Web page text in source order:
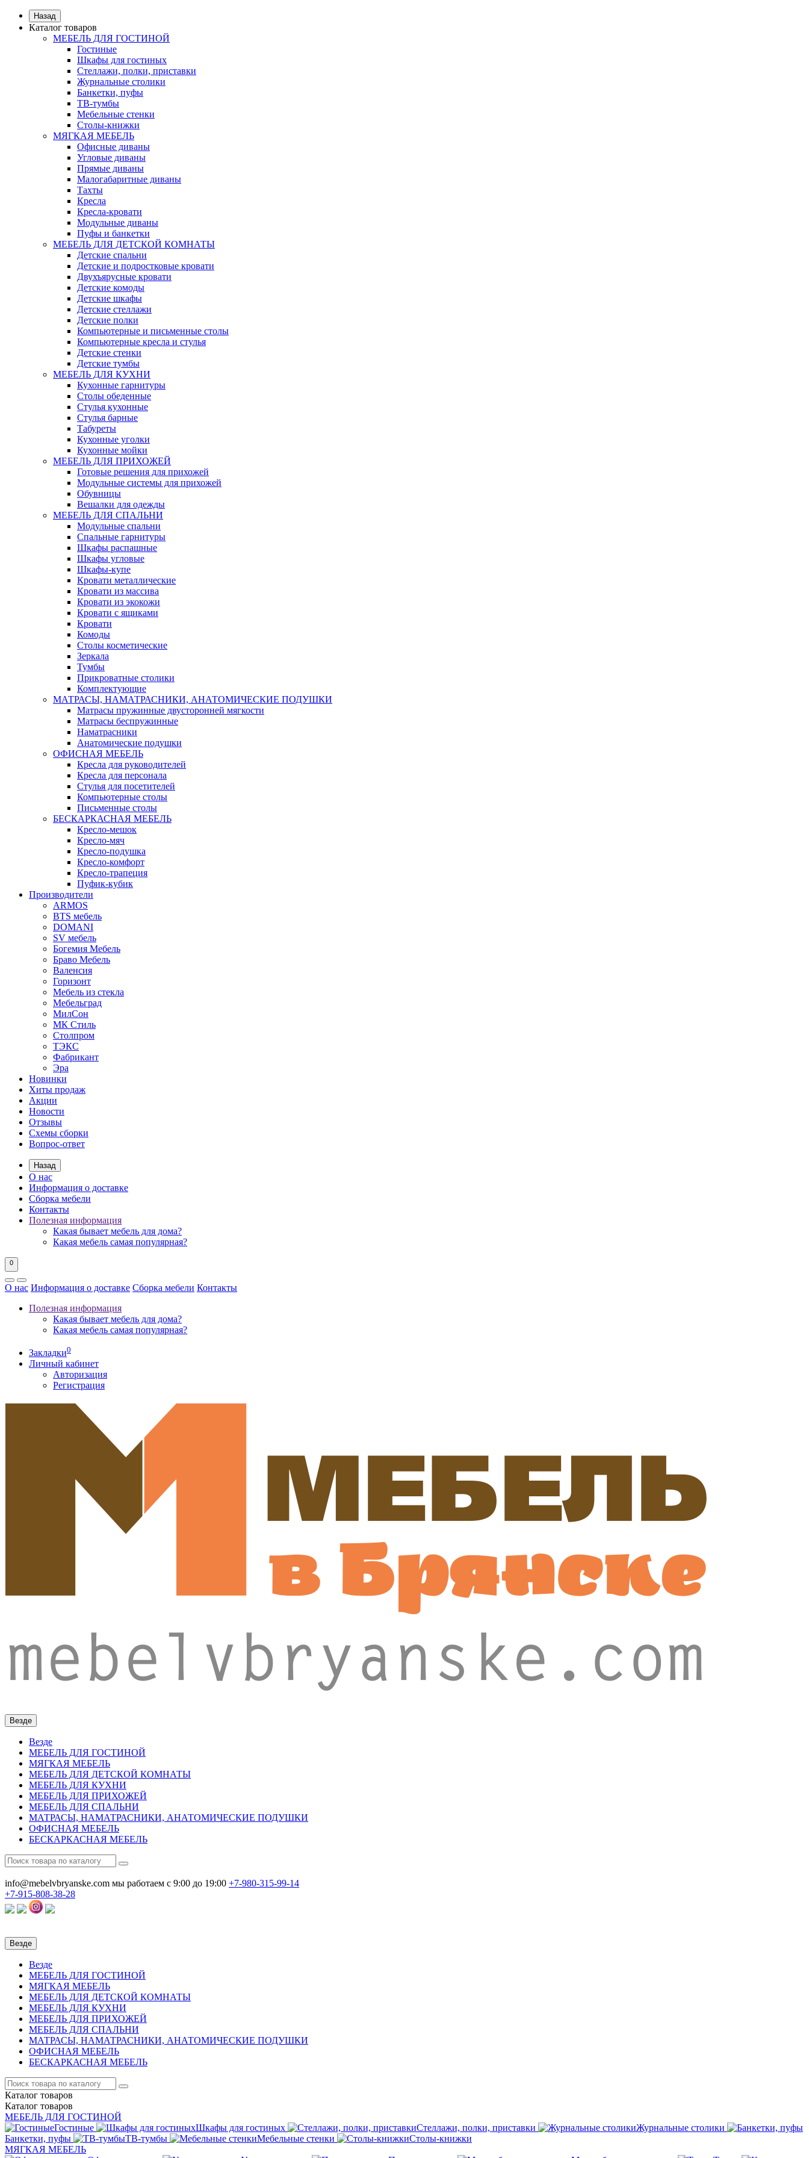
Назад
Каталог товаров
МЕБЕЛЬ ДЛЯ ГОСТИНОЙ
Гостиные
Шкафы для гостиных
Стеллажи, полки, приставки
Журнальные столики
Банкетки, пуфы
ТВ-тумбы
Мебельные стенки
Столы-книжки
МЯГКАЯ МЕБЕЛЬ
Офисные диваны
Угловые диваны
Прямые диваны
Малогабаритные диваны
Тахты
Кресла
Кресла-кровати
Модульные диваны
Пуфы и банкетки
МЕБЕЛЬ ДЛЯ ДЕТСКОЙ КОМНАТЫ
Детские спальни
Детские и подростковые кровати
Двухъярусные кровати
Детские комоды
Детские шкафы
Детские стеллажи
Детские полки
Компьютерные и письменные столы
Компьютерные кресла и стулья
Детские стенки
Детские тумбы
МЕБЕЛЬ ДЛЯ КУХНИ
Кухонные гарнитуры
Столы обеденные
Стулья кухонные
Стулья барные
Табуреты
Кухонные уголки
Кухонные мойки
МЕБЕЛЬ ДЛЯ ПРИХОЖЕЙ
Готовые решения для прихожей
Модульные системы для прихожей
Обувницы
Вешалки для одежды
МЕБЕЛЬ ДЛЯ СПАЛЬНИ
Модульные спальни
Спальные гарнитуры
Шкафы распашные
Шкафы угловые
Шкафы-купе
Кровати металлические
Кровати из массива
Кровати из экокожи
Кровати с ящиками
Кровати
Комоды
Столы косметические
Зеркала
Тумбы
Прикроватные столики
Комплектующие
МАТРАСЫ, НАМАТРАСНИКИ, АНАТОМИЧЕСКИЕ ПОДУШКИ
Матрасы пружинные двусторонней мягкости
Матрасы беспружинные
Наматрасники
Анатомические подушки
ОФИСНАЯ МЕБЕЛЬ
Кресла для руководителей
Кресла для персонала
Стулья для посетителей
Компьютерные столы
Письменные столы
БЕСКАРКАСНАЯ МЕБЕЛЬ
Кресло-мешок
Кресло-мяч
Кресло-подушка
Кресло-комфорт
Кресло-трапеция
Пуфик-кубик
Производители
ARMOS
BTS мебель
DOMANI
SV мебель
Богемия Мебель
Браво Мебель
Валенсия
Горизонт
Мебель из стекла
Мебельград
МилСон
МК Стиль
Столпром
ТЭКС
Фабрикант
Эра
Новинки
Хиты продаж
Акции
Новости
Отзывы
Схемы сборки
Вопрос-ответ
Назад
О нас
Информация о доставке
Сборка мебели
Контакты
Полезная информация
Какая бывает мебель для дома?
Какая мебель самая популярная?
0
О нас Информация о доставке Сборка мебели Контакты
Полезная информация
Какая бывает мебель для дома?
Какая мебель самая популярная?
Закладки0
Личный кабинет
Авторизация
Регистрация
Везде
Везде
МЕБЕЛЬ ДЛЯ ГОСТИНОЙ
МЯГКАЯ МЕБЕЛЬ
МЕБЕЛЬ ДЛЯ ДЕТСКОЙ КОМНАТЫ
МЕБЕЛЬ ДЛЯ КУХНИ
МЕБЕЛЬ ДЛЯ ПРИХОЖЕЙ
МЕБЕЛЬ ДЛЯ СПАЛЬНИ
МАТРАСЫ, НАМАТРАСНИКИ, АНАТОМИЧЕСКИЕ ПОДУШКИ
ОФИСНАЯ МЕБЕЛЬ
БЕСКАРКАСНАЯ МЕБЕЛЬ
info@mebelvbryanske.com мы работаем с 9:00 до 19:00 +7-980-315-99-14
+7-915-808-38-28
Везде
Везде
МЕБЕЛЬ ДЛЯ ГОСТИНОЙ
МЯГКАЯ МЕБЕЛЬ
МЕБЕЛЬ ДЛЯ ДЕТСКОЙ КОМНАТЫ
МЕБЕЛЬ ДЛЯ КУХНИ
МЕБЕЛЬ ДЛЯ ПРИХОЖЕЙ
МЕБЕЛЬ ДЛЯ СПАЛЬНИ
МАТРАСЫ, НАМАТРАСНИКИ, АНАТОМИЧЕСКИЕ ПОДУШКИ
ОФИСНАЯ МЕБЕЛЬ
БЕСКАРКАСНАЯ МЕБЕЛЬ
Каталог товаров
Каталог товаров
МЕБЕЛЬ ДЛЯ ГОСТИНОЙ
Гостиные
Шкафы для гостиных Стеллажи, полки, приставки
Журнальные столики
Банкетки, пуфы
ТВ-тумбы Мебельные стенки
Столы-книжки
МЯГКАЯ МЕБЕЛЬ